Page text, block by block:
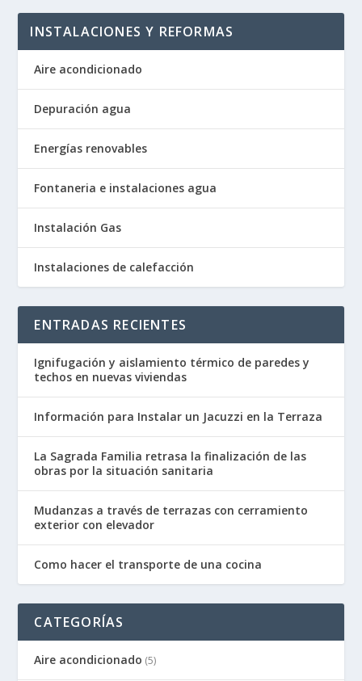
INSTALACIONES Y REFORMAS
Aire acondicionado
Depuración agua
Energías renovables
Fontaneria e instalaciones agua
Instalación Gas
Instalaciones de calefacción
ENTRADAS RECIENTES
Ignifugación y aislamiento térmico de paredes y
techos en nuevas viviendas
Información para Instalar un Jacuzzi en la Terraza
La Sagrada Familia retrasa la finalización de las
obras por la situación sanitaria
Mudanzas a través de terrazas con cerramiento
exterior con elevador
Como hacer el transporte de una cocina
CATEGORÍAS
Aire acondicionado (5)